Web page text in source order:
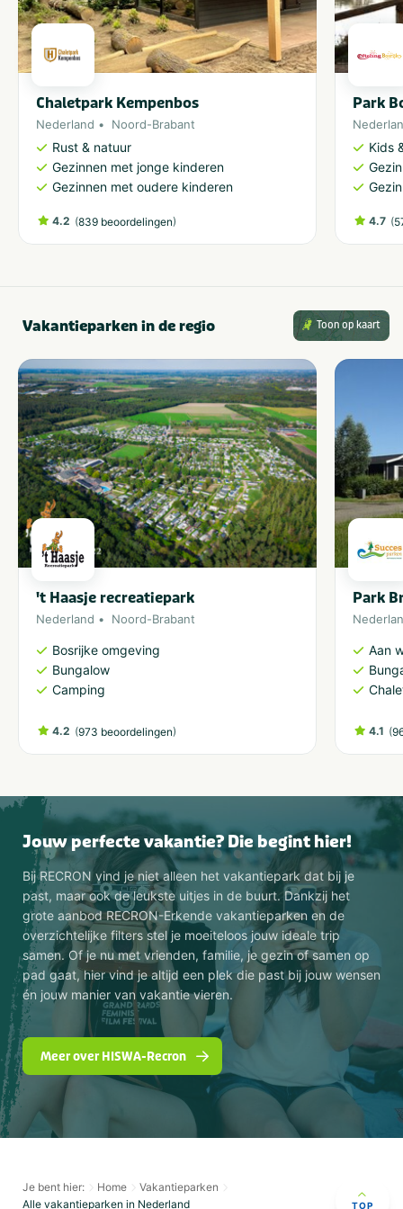
Chaletpark Kempenbos
Nederland Noord-Brabant
Rust & natuur
Gezinnen met jonge kinderen
Gezinnen met oudere kinderen
4.2 (839 beoordelingen)
Park
Kids
4.7 (
Vakantieparken in de regio Toon op kaart
't Haasje recreatiepark
Nederland Noord-Brabant
Bosrijke omgeving
Bungalow
Camping
4.2 (973 beoordelingen)
Park
Aan
4.1 (
Jouw perfecte vakantie? Die begint hier!
Bij RECRON vind je niet alleen het vakantiepark dat bij je
past, maar ook de leukste uitjes in de buurt. Dankzij het
grote aanbod RECRON-Erkende vakantieparken en de
overzichtelijke filters stel je moeiteloos jouw ideale trip
samen. Of je nu met vrienden, familie, je gezin of samen op
pad gaat, hier vind je altijd een plek die past bij jouw wensen
én jouw manier van vakantie vieren.
Meer over HISWA-Recron
Je bent hier: Home
Vakantieparken
Alle vakantieparken in Nederland
TOP